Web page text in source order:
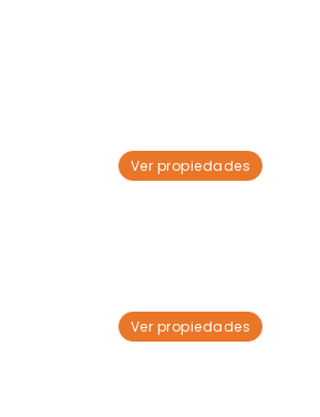
Ver propiedades
Ver propiedades